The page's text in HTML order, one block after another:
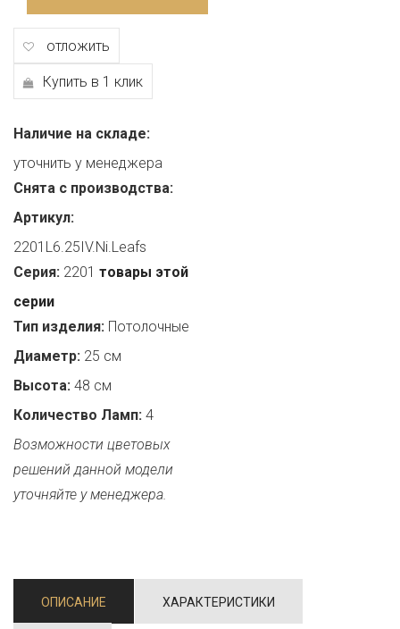
отложить
Купить в 1 клик
Наличие на складе:
уточнить у менеджера
Снята с производства:
Артикул:
2201L6.25IV.Ni.Leafs
Серия: 2201 товары этой
серии
Тип изделия: Потолочные
Диаметр: 25 см
Высота: 48 см
Количество Ламп: 4
Возможности цветовых
решений данной модели
уточняйте у менеджера.
ОПИСАНИЕ ХАРАКТЕРИСТИКИ